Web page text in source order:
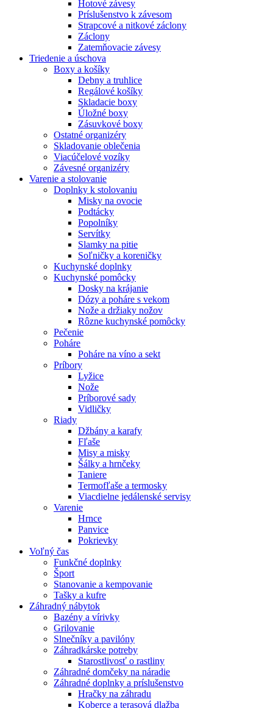
Hotové závesy
Príslušenstvo k závesom
Strapcové a nitkové záclony
Záclony
Zatemňovacie závesy
Triedenie a úschova
Boxy a košíky
Debny a truhlice
Regálové košíky
Skladacie boxy
Úložné boxy
Zásuvkové boxy
Ostatné organizéry
Skladovanie oblečenia
Viacúčelové vozíky
Závesné organizéry
Varenie a stolovanie
Doplnky k stolovaniu
Misky na ovocie
Podtácky
Popolníky
Servítky
Slamky na pitie
Soľničky a koreničky
Kuchynské doplnky
Kuchynské pomôcky
Dosky na krájanie
Dózy a poháre s vekom
Nože a držiaky nožov
Rôzne kuchynské pomôcky
Pečenie
Poháre
Poháre na víno a sekt
Príbory
Lyžice
Nože
Príborové sady
Vidličky
Riady
Džbány a karafy
Fľaše
Misy a misky
Šálky a hrnčeky
Taniere
Termofľaše a termosky
Viacdielne jedálenské servisy
Varenie
Hrnce
Panvice
Pokrievky
Voľný čas
Funkčné doplnky
Šport
Stanovanie a kempovanie
Tašky a kufre
Záhradný nábytok
Bazény a vírivky
Grilovanie
Slnečníky a pavilóny
Záhradkárske potreby
Starostlivosť o rastliny
Záhradné domčeky na náradie
Záhradné doplnky a príslušenstvo
Hračky na záhradu
Koberce a terasová dlažba